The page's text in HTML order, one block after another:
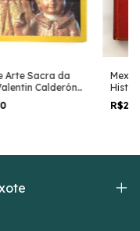
Arte Sacra da
Calderón